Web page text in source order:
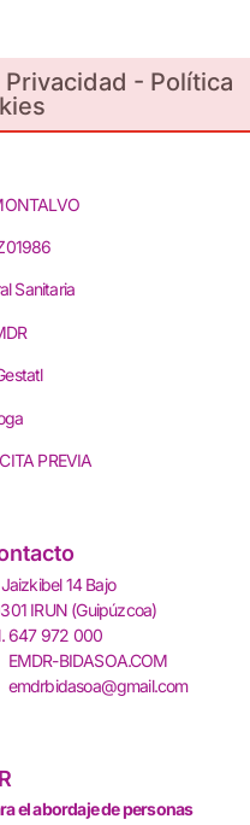
- Política
Sanitaria
PREVIA
14 Bajo
IRUN (Guipúzcoa)
647 972 000
EMDR-BIDASOA.COM
emdrbidasoa@gmail.com
el abordaje de personas